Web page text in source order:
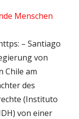
Menschen
– Santiago
von
Chile am
des
(Instituto
von einer